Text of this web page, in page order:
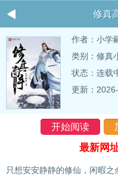
修真
作者： 小学
类别：修真
状态：连载
更新：
开始阅读
最新网
只想安安静静的修仙，闲暇